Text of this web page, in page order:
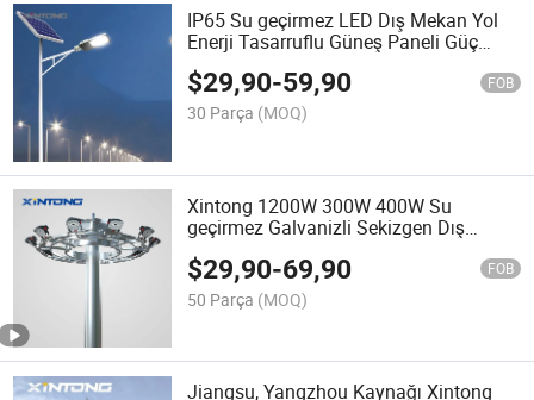
IP65 Su geçirmez LED Dış Mekan Yol
Enerji Tasarruflu Güneş Paneli Güç
Sokak Lambası
$29,90-59,90 FOB
30 Parça (MOQ)
Xintong 1200W 300W 400W Su
geçirmez Galvanizli Sekizgen Dış
Yüksek Direk Kule Aydınlatması
$29,90-69,90 FOB
50 Parça (MOQ)
Jiangsu, Yangzhou Kaynağı Xintong